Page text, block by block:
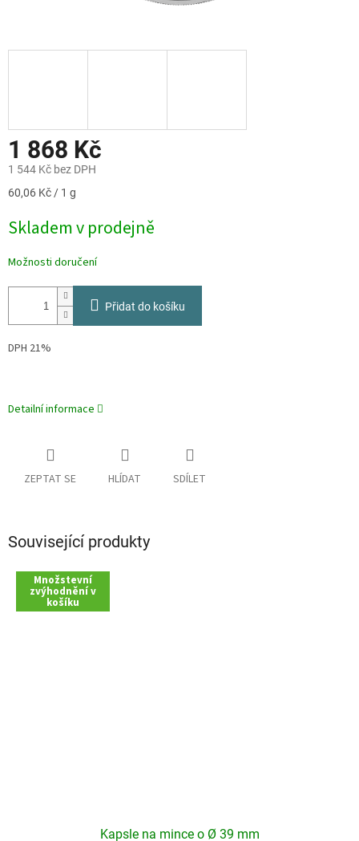
1 868 Kč
1 544 Kč bez DPH
Měrná
60,06 Kč / 1 g
Skladem v prodejně
Možnosti doručení
Přidat do košíku
DPH 21%
Detailní informace
ZEPTAT SE HLÍDAT SDÍLET
Související produkty
Množstevní
zvýhodnění v
košíku
Kapsle na mince o Ø 39 mm